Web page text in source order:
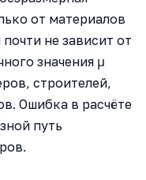
от материалов
не зависит от
значения μ
строителей,
Ошибка в расчёте
путь